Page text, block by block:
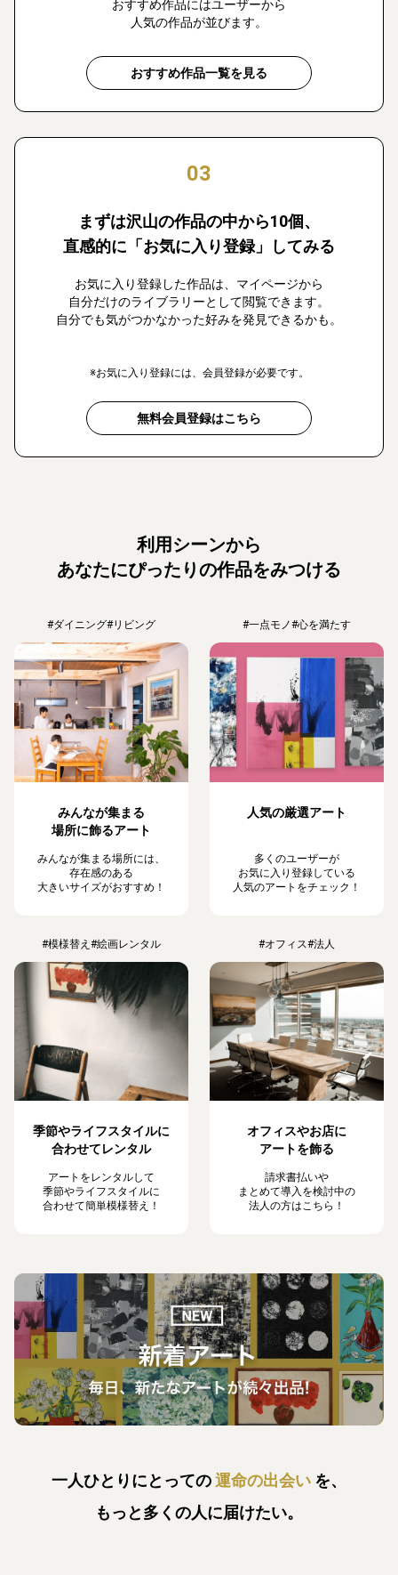
おすすめ作品にはユーザーから
人気の作品が並びます。
おすすめ作品一覧を見る
03
まずは沢山の作品の中から10個、
直感的に「お気に入り登録」してみる
お気に入り登録した作品は、マイページから
自分だけのライブラリーとして閲覧できます。
自分でも気がつかなかった好みを発見できるかも。
※お気に入り登録には、会員登録が必要です。
無料会員登録はこちら
利用シーンから
あなたにぴったりの作品をみつける
#ダイニング#リビング
みんなが集まる
場所に飾るアート
みんなが集まる場所には、
存在感のある
大きいサイズがおすすめ！
#一点モノ#心を満たす
人気の厳選アート
多くのユーザーが
お気に入り登録している
人気のアートをチェック！
#模様替え #絵画レンタル
季節やライフスタイルに
合わせてレンタル
アートをレンタルして
季節やライフスタイルに
合わせて簡単模様替え！
#オフィス#法人
オフィスやお店に
アートを飾る
請求書払いや
まとめて導入を検討中の
法人の方はこちら！
一人ひとりにとっての運命の出会い を、
もっと多くの人に届けたい。